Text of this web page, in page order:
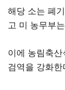
해당 소는 폐
고 미 농무부
이에 농림축
검역을 강화